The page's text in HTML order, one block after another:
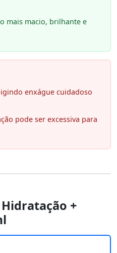
mais macio, brilhante e
enxágue cuidadoso
pode ser excessiva para
+